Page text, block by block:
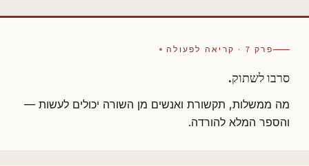
פרק 7 · קריאה לפעולה
סרבו לשתוק.
מה ממשלות, תקשורת ואנשים מן השורה יכולים לעשות —
והספר המלא להורדה.